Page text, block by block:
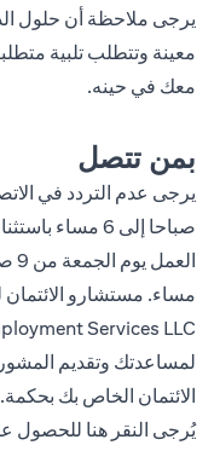
يرجى ملاحظة أن حلول
معينة وتتطلب تلبية
معك في حينه.
بمن تتصل
يرجى عدم التردد في
صباحا إلى 6
مساء. مستشارو
لمساعدتك وتقديم
الائتمان الخاص بك بحكمة.
يُرجى النقر هنا للحصول